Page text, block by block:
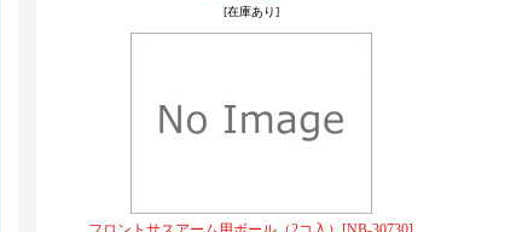
[在庫あり]